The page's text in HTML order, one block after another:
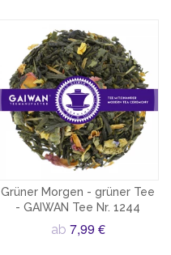
Grüner Morgen - grüner Tee
- GAIWAN Tee Nr. 1244
ab 7,99 €